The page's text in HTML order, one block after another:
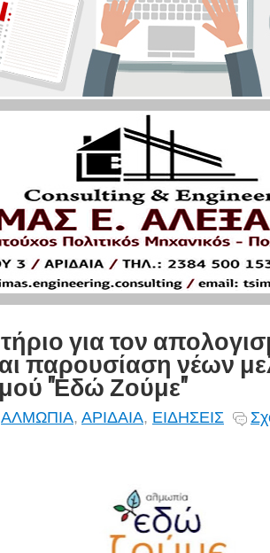
για τον
παρουσίαση νέων
"Εδώ Ζούμε"
ΑΛΜΩΠΙΑ, ΑΡΙΔΑΙΑ, ΕΙΔΗΣΕΙΣ